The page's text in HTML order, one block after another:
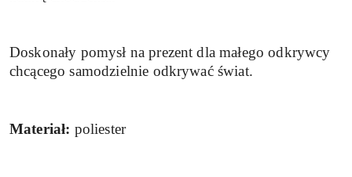
Doskonały pomysł na prezent dla małego odkrywcy
chcącego samodzielnie odkrywać świat.
Materiał: poliester